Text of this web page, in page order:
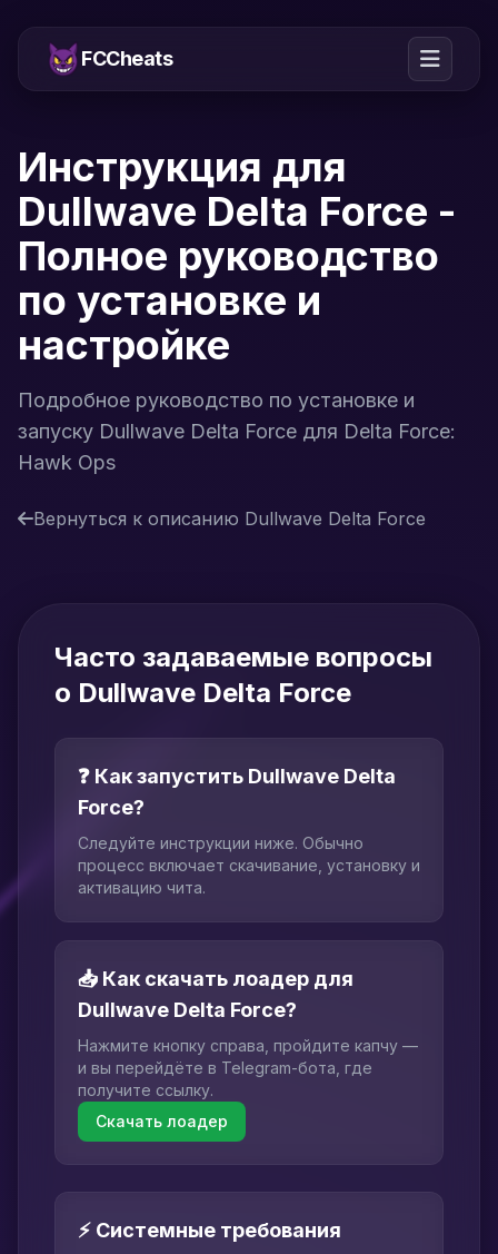
FCCheats
Инструкция для
Dullwave Delta Force -
Полное руководство
по установке и
настройке
Подробное руководство по установке и
запуску Dullwave Delta Force для Delta Force:
Hawk Ops
Вернуться к описанию Dullwave Delta Force
Часто задаваемые вопросы
о Dullwave Delta Force
❓ Как запустить Dullwave Delta
Force?
Следуйте инструкции ниже. Обычно
процесс включает скачивание, установку и
активацию чита.
📥 Как скачать лоадер для
Dullwave Delta Force?
Нажмите кнопку справа, пройдите капчу —
и вы перейдёте в Telegram-бота, где
получите ссылку.
Скачать лоадер
⚡ Системные требования